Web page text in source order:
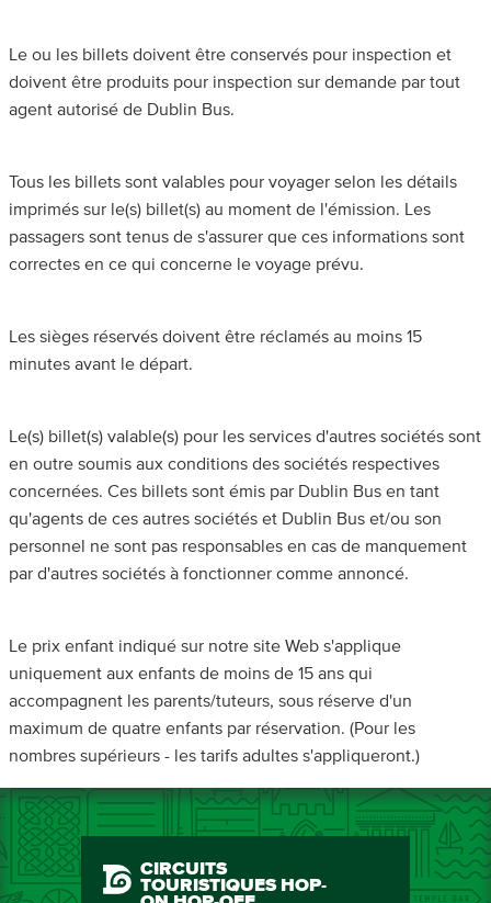
Le ou les billets doivent être conservés pour inspection et
doivent être produits pour inspection sur demande par tout
agent autorisé de Dublin Bus.
Tous les billets sont valables pour voyager selon les détails
imprimés sur le(s) billet(s) au moment de l'émission. Les
passagers sont tenus de s'assurer que ces informations sont
correctes en ce qui concerne le voyage prévu.
Les sièges réservés doivent être réclamés au moins 15
minutes avant le départ.
Le(s) billet(s) valable(s) pour les services d'autres sociétés sont
en outre soumis aux conditions des sociétés respectives
concernées. Ces billets sont émis par Dublin Bus en tant
qu'agents de ces autres sociétés et Dublin Bus et/ou son
personnel ne sont pas responsables en cas de manquement
par d'autres sociétés à fonctionner comme annoncé.
Le prix enfant indiqué sur notre site Web s'applique
uniquement aux enfants de moins de 15 ans qui
accompagnent les parents/tuteurs, sous réserve d'un
maximum de quatre enfants par réservation. (Pour les
nombres supérieurs - les tarifs adultes s'appliqueront.)
CIRCUITS
TOURISTIQUES HOP-